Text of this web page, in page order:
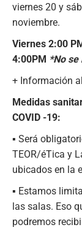
viernes 20 y
noviembre.
Viernes 2:00
4:00PM *No
+ Información
Medidas
COVID -19:
▪ Será
TEOR/éTica y
ubicados en la
▪ Estamos
las salas. Eso
podremos